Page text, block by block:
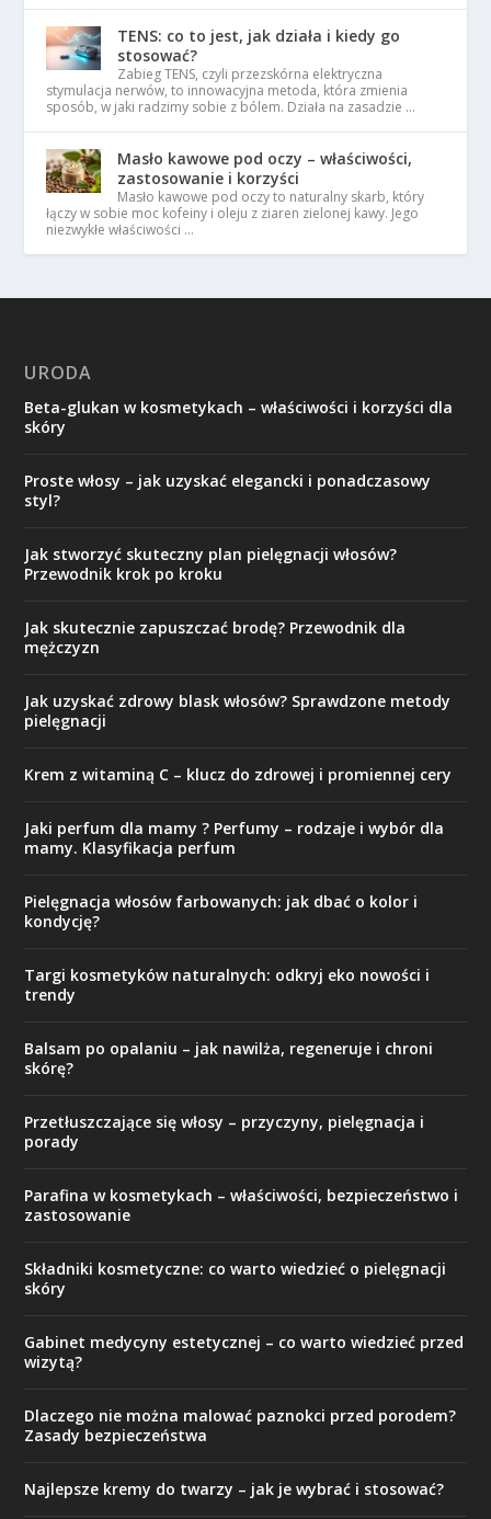
TENS: co to jest, jak działa i kiedy go
stosować?
Zabieg TENS, czyli przezskórna elektryczna
stymulacja nerwów, to innowacyjna metoda, która zmienia
sposób, w jaki radzimy sobie z bólem. Działa na zasadzie …
Masło kawowe pod oczy – właściwości,
zastosowanie i korzyści
Masło kawowe pod oczy to naturalny skarb, który
łączy w sobie moc kofeiny i oleju z ziaren zielonej kawy. Jego
niezwykłe właściwości …
URODA
Beta-glukan w kosmetykach – właściwości i korzyści dla
skóry
Proste włosy – jak uzyskać elegancki i ponadczasowy
styl?
Jak stworzyć skuteczny plan pielęgnacji włosów?
Przewodnik krok po kroku
Jak skutecznie zapuszczać brodę? Przewodnik dla
mężczyzn
Jak uzyskać zdrowy blask włosów? Sprawdzone metody
pielęgnacji
Krem z witaminą C – klucz do zdrowej i promiennej cery
Jaki perfum dla mamy ? Perfumy – rodzaje i wybór dla
mamy. Klasyfikacja perfum
Pielęgnacja włosów farbowanych: jak dbać o kolor i
kondycję?
Targi kosmetyków naturalnych: odkryj eko nowości i
trendy
Balsam po opalaniu – jak nawilża, regeneruje i chroni
skórę?
Przetłuszczające się włosy – przyczyny, pielęgnacja i
porady
Parafina w kosmetykach – właściwości, bezpieczeństwo i
zastosowanie
Składniki kosmetyczne: co warto wiedzieć o pielęgnacji
skóry
Gabinet medycyny estetycznej – co warto wiedzieć przed
wizytą?
Dlaczego nie można malować paznokci przed porodem?
Zasady bezpieczeństwa
Najlepsze kremy do twarzy – jak je wybrać i stosować?